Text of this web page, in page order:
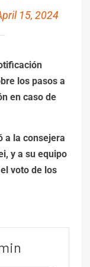
15, 2024
los pasos a
en caso de
a la consejera
y a su equipo
voto de los